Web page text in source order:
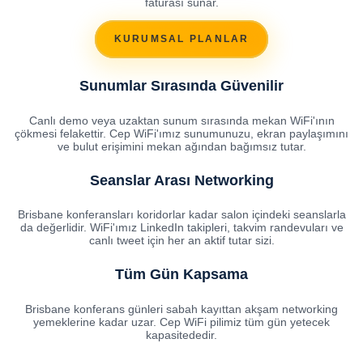
KURUMSAL PLANLAR
Sunumlar Sırasında Güvenilir
Canlı demo veya uzaktan sunum sırasında mekan WiFi'ının
çökmesi felakettir. Cep WiFi'ımız sunumunuzu, ekran paylaşımını
ve bulut erişimini mekan ağından bağımsız tutar.
Seanslar Arası Networking
Brisbane konferansları koridorlar kadar salon içindeki seanslarla
da değerlidir. WiFi'ımız LinkedIn takipleri, takvim randevuları ve
canlı tweet için her an aktif tutar sizi.
Tüm Gün Kapsama
Brisbane konferans günleri sabah kayıttan akşam networking
yemeklerine kadar uzar. Cep WiFi pilimiz tüm gün yetecek
kapasitededir.